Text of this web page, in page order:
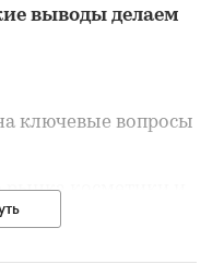
выводы делаем
ключевые вопросы
рынка косметики и
много это